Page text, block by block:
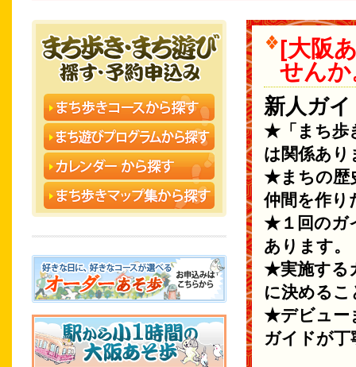
[大阪
せん
新人ガ
★「まち歩
は関係あり
★まちの歴
仲間を作り
★１回のガ
あります。
★実施する
に決める
★デビュー
ガイドが